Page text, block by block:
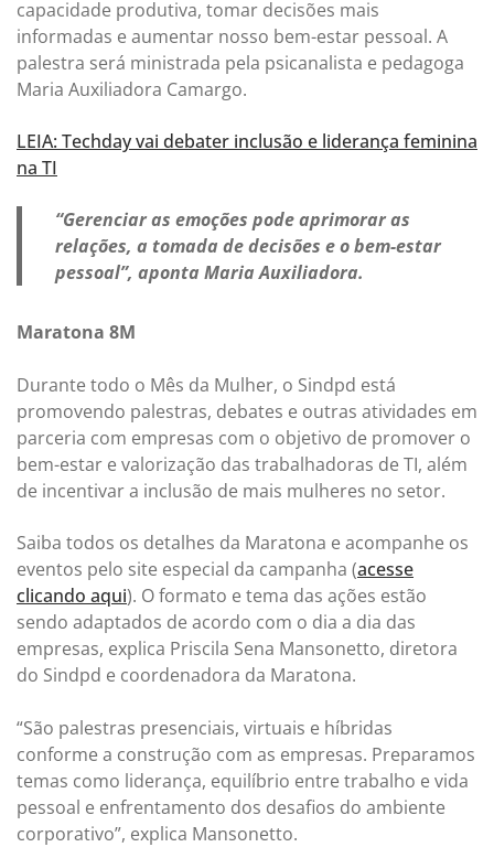
capacidade produtiva, tomar decisões mais
informadas e aumentar nosso bem-estar pessoal. A
palestra será ministrada pela psicanalista e pedagoga
Maria Auxiliadora Camargo.
LEIA: Techday vai debater inclusão e liderança feminina
na TI
“Gerenciar as emoções pode aprimorar as
relações, a tomada de decisões e o bem-estar
pessoal”, aponta Maria Auxiliadora.
Maratona 8M
Durante todo o Mês da Mulher, o Sindpd está
promovendo palestras, debates e outras atividades em
parceria com empresas com o objetivo de promover o
bem-estar e valorização das trabalhadoras de TI, além
de incentivar a inclusão de mais mulheres no setor.
Saiba todos os detalhes da Maratona e acompanhe os
eventos pelo site especial da campanha (acesse
clicando aqui). O formato e tema das ações estão
sendo adaptados de acordo com o dia a dia das
empresas, explica Priscila Sena Mansonetto, diretora
do Sindpd e coordenadora da Maratona.
“São palestras presenciais, virtuais e híbridas
conforme a construção com as empresas. Preparamos
temas como liderança, equilíbrio entre trabalho e vida
pessoal e enfrentamento dos desafios do ambiente
corporativo”, explica Mansonetto.